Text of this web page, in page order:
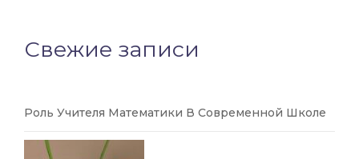
Свежие записи
Роль Учителя Математики В Современной Школе